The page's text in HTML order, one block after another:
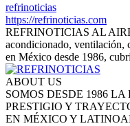
refrinoticias
https://refrinoticias.com
REFRINOTICIAS AL
acondicionado, ventilación,
en México desde 1986,
ABOUT US
SOMOS DESDE 1986
PRESTIGIO Y
EN MÉXICO Y